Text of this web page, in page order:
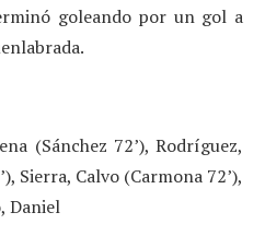
goleando por un gol a
(Sánchez 72’), Rodríguez,
Sierra, Calvo (Carmona 72’),
Daniel